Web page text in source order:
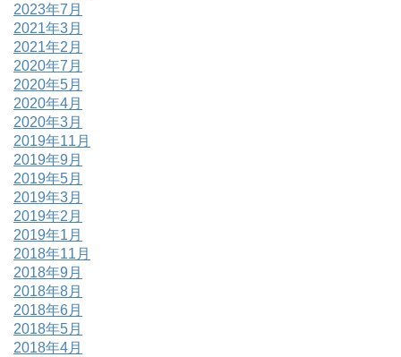
2023年7月
2021年3月
2021年2月
2020年7月
2020年5月
2020年4月
2020年3月
2019年11月
2019年9月
2019年5月
2019年3月
2019年2月
2019年1月
2018年11月
2018年9月
2018年8月
2018年6月
2018年5月
2018年4月